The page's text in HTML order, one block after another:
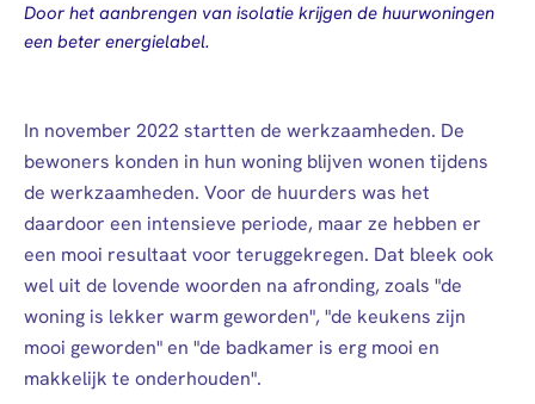
Door het aanbrengen van isolatie krijgen de huurwoningen
een beter energielabel.
In november 2022 startten de werkzaamheden. De
bewoners konden in hun woning blijven wonen tijdens
de werkzaamheden. Voor de huurders was het
daardoor een intensieve periode, maar ze hebben er
een mooi resultaat voor teruggekregen. Dat bleek ook
wel uit de lovende woorden na afronding, zoals "de
woning is lekker warm geworden", "de keukens zijn
mooi geworden" en "de badkamer is erg mooi en
makkelijk te onderhouden".